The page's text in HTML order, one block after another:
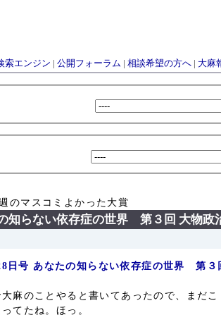
索エンジン | 公開フォーラム | 相談希望の方へ| 大麻
のマスコミよかった大賞
知らない依存症の世界 第３回 大物政
日号 あなたの知らない依存症の世界 第３
麻のことやると書いてあったので、まだ
てたね。ほっ。